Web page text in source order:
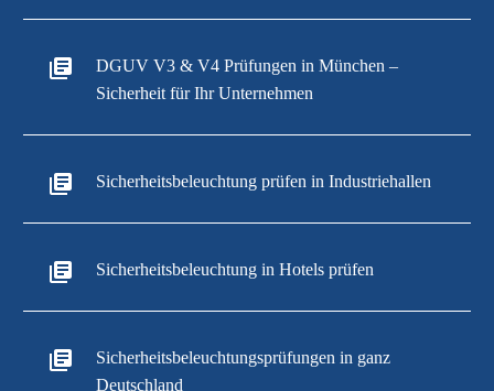
DGUV V3 & V4 Prüfungen in München –
Sicherheit für Ihr Unternehmen
Sicherheitsbeleuchtung prüfen in Industriehallen
Sicherheitsbeleuchtung in Hotels prüfen
Sicherheitsbeleuchtungsprüfungen in ganz
Deutschland